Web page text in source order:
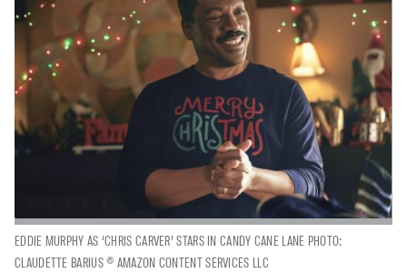
EDDIE MURPHY AS ‘CHRIS CARVER’ STARS IN CANDY CANE LANE PHOTO:
CLAUDETTE BARIUS © AMAZON CONTENT SERVICES LLC